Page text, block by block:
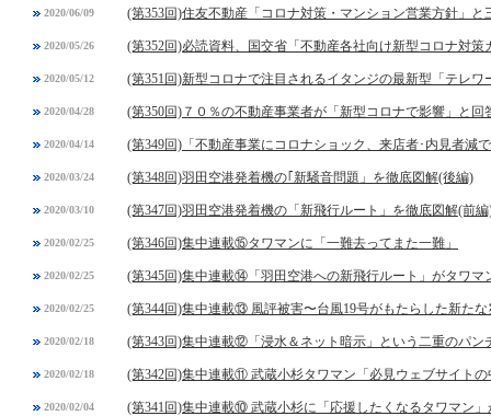
2020/06/09 (第353回)住友不動産「コロナ対策・マンション営業方針」
2020/05/26 (第352回)必読資料、国交省「不動産各社向け新型コロナ対策
2020/05/12 (第351回)新型コロナで注目されるイタンジの最新型「テレワ
2020/04/28 (第350回)７０％の不動産事業者が「新型コロナで影響」と
2020/04/14 (第349回)「不動産事業にコロナショック、来店者･内見者減
2020/03/24 (第348回)羽田空港発着機の｢新騒音問題」を徹底図解(後編)
2020/03/10 (第347回)羽田空港発着機の「新飛行ルート」を徹底図解(前編
2020/02/25 (第346回)集中連載⑮タワマンに「一難去ってまた一難」
2020/02/25 (第345回)集中連載⑭「羽田空港への新飛行ルート」がタワマ
2020/02/25 (第344回)集中連載⑬ 風評被害〜台風19号がもたらした新たな
2020/02/18 (第343回)集中連載⑫「浸水＆ネット暗示」という二重のパン
2020/02/18 (第342回)集中連載⑪ 武蔵小杉タワマン「必見ウェブサイトの
2020/02/04 (第341回)集中連載⑩ 武蔵小杉に「応援したくなるタワマン」